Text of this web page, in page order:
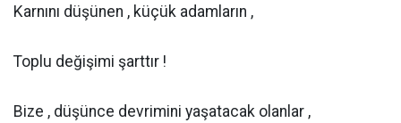
Karnını düşünen , küçük adamların ,
Toplu değişimi şarttır !
Bize , düşünce devrimini yaşatacak olanlar ,